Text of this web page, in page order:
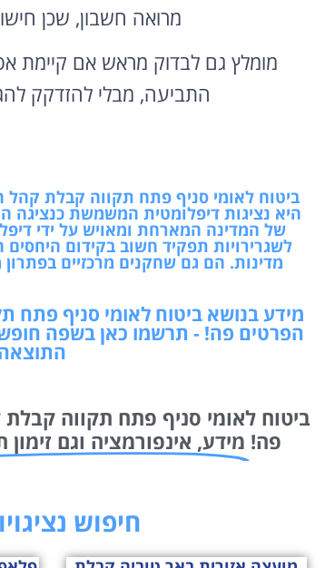
מרואה חשבון, שכן
מומלץ גם לבדוק מראש אם קיימת
התביעה, מבלי להזדקק
ביטוח לאומי סניף פתח תקווה קבלת קהל
היא נציגות דיפלומטית המשמשת
של המדינה המארחת ומאויש על ידי
לשגרירויות תפקיד חשוב בקידום היחסים
מדינות. הם גם שחקנים מרכזיים בפתרון
מידע בנושא ביטוח לאומי סניף פתח
הפרטים פה! - תרשמו כאן בשפה
התוצאה
ביטוח לאומי סניף פתח תקווה קבלת
פה! מידע, אינפורמציה וגם זימון
חיפוש